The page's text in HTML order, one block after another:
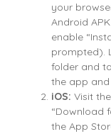
your
Android
enable
prompted).
folder and
the app
iOS: Visit
“Download
the App